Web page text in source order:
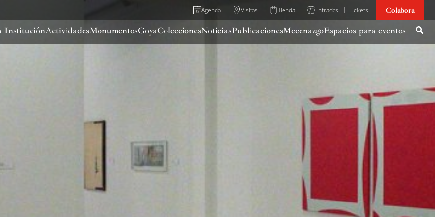
Agenda Visitas Tienda Entradas Tickets Colabora
InstituciónActividadesMonumentosGoyaColeccionesNoticiasPublicacionesMecenazgoEspacios para eventos